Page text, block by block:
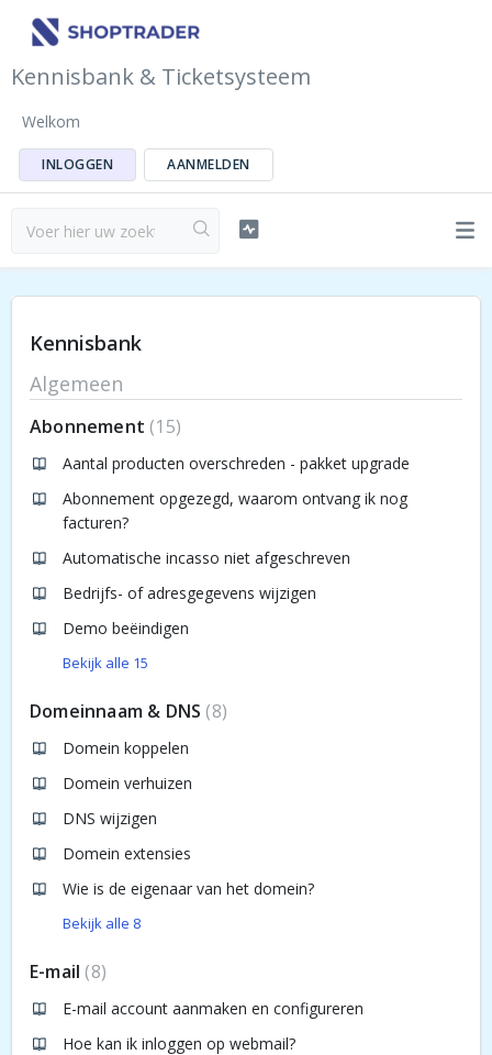
Kennisbank & Ticketsysteem
Welkom
INLOGGEN AANMELDEN
Kennisbank
Algemeen
Abonnement 15
Aantal producten overschreden - pakket upgrade
Abonnement opgezegd, waarom ontvang ik nog
facturen?
Automatische incasso niet afgeschreven
Bedrijfs- of adresgegevens wijzigen
Demo beëindigen
Bekijk alle 15
Domeinnaam & DNS 8
Domein koppelen
Domein verhuizen
DNS wijzigen
Domein extensies
Wie is de eigenaar van het domein?
Bekijk alle 8
E-mail 8
E-mail account aanmaken en configureren
Hoe kan ik inloggen op webmail?